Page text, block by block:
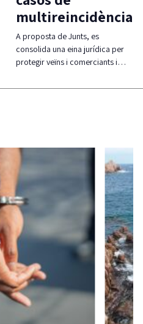
multireincidència
A proposta de Junts, es
consolida una eina jurídica per
protegir veïns i comerciants i…